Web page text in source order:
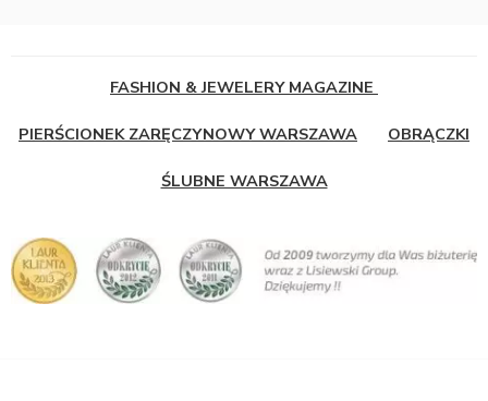
FASHION & JEWELERY MAGAZINE
PIERŚCIONEK ZARĘCZYNOWY WARSZAWA OBRĄCZKI
ŚLUBNE WARSZAWA